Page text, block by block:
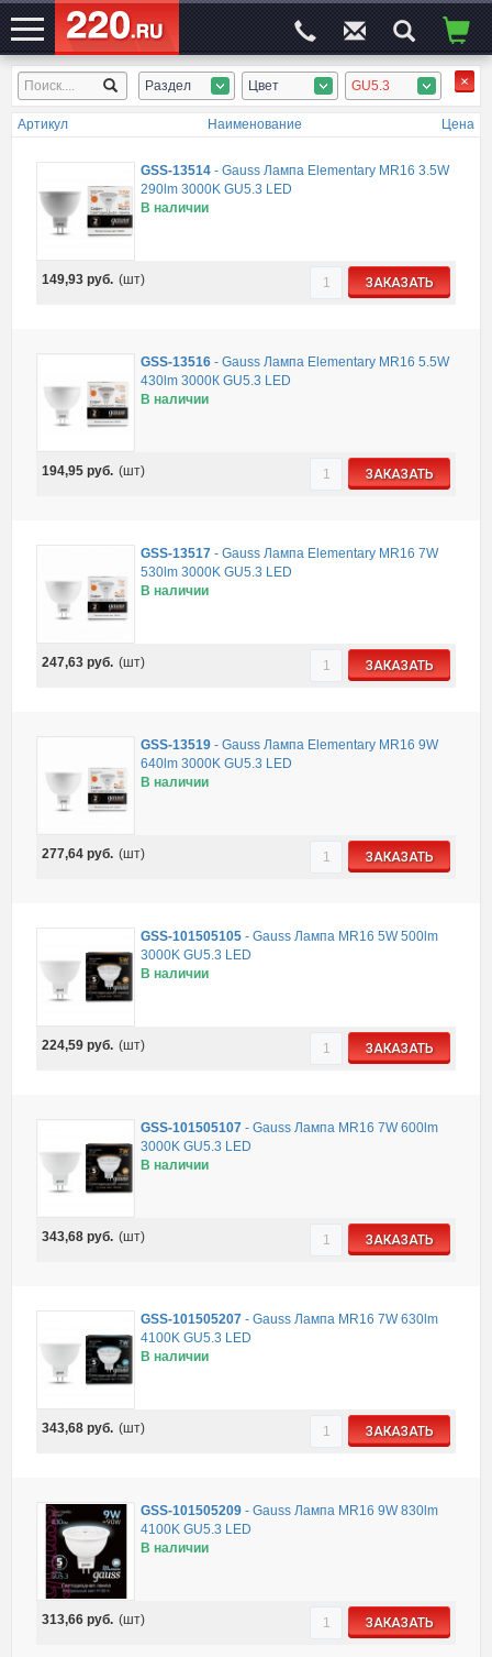
ЭЛЕКТРОСАЙТ№1 Раздел Цвет GU5.3
Артикул Наименование Цена
GSS-13514 - Gauss Лампа Elementary MR16 3.5W
290lm 3000K GU5.3 LED
В наличии
149,93 руб. (шт) ЗАКАЗАТЬ
GSS-13516 - Gauss Лампа Elementary MR16 5.5W
430lm 3000К GU5.3 LED
В наличии
194,95 руб. (шт) ЗАКАЗАТЬ
GSS-13517 - Gauss Лампа Elementary MR16 7W
530lm 3000K GU5.3 LED
В наличии
247,63 руб. (шт) ЗАКАЗАТЬ
GSS-13519 - Gauss Лампа Elementary MR16 9W
640lm 3000K GU5.3 LED
В наличии
277,64 руб. (шт) ЗАКАЗАТЬ
GSS-101505105 - Gauss Лампа MR16 5W 500lm
3000K GU5.3 LED
В наличии
224,59 руб. (шт) ЗАКАЗАТЬ
GSS-101505107 - Gauss Лампа MR16 7W 600lm
3000K GU5.3 LED
В наличии
343,68 руб. (шт) ЗАКАЗАТЬ
GSS-101505207 - Gauss Лампа MR16 7W 630lm
4100K GU5.3 LED
В наличии
343,68 руб. (шт) ЗАКАЗАТЬ
GSS-101505209 - Gauss Лампа MR16 9W 830lm
4100K GU5.3 LED
В наличии
313,66 руб. (шт) ЗАКАЗАТЬ